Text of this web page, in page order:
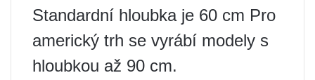
Standardní hloubka je 60 cm Pro
americký trh se vyrábí modely s
hloubkou až 90 cm.